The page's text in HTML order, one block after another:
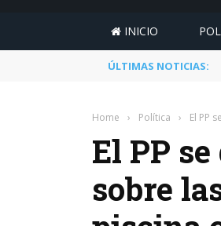
INICIO
ÚLTIMAS NOTICIAS:
Home › Política › El PP
El PP
sobre